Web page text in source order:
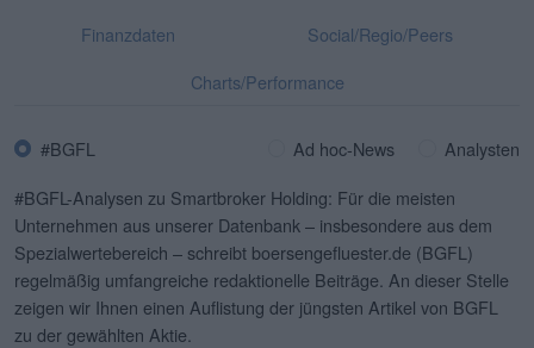
Finanzdaten
Social/Regio/Peers
Charts/Performance
#BGFL Ad hoc-News
Analysten
#BGFL-Analysen zu Smartbroker Holding: Für die meisten
Unternehmen aus unserer Datenbank – insbesondere aus dem
Spezialwertebereich – schreibt boersengefluester.de (BGFL)
regelmäßig umfangreiche redaktionelle Beiträge. An dieser Stelle
zeigen wir Ihnen einen Auflistung der jüngsten Artikel von BGFL
zu der gewählten Aktie.